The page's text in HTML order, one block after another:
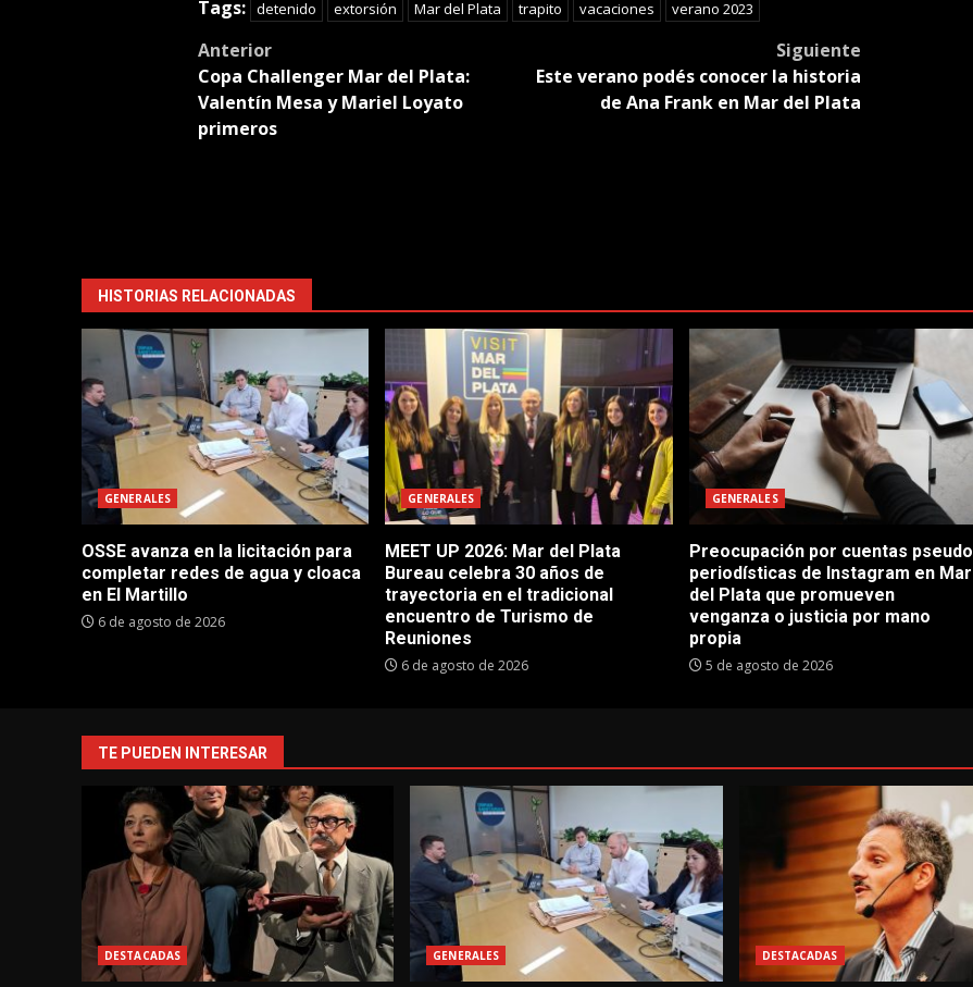
Tags: detenido extorsión Mar del Plata trapito vacaciones verano 2023
Post
navigation
Anterior
Copa Challenger Mar del Plata:
Valentín Mesa y Mariel Loyato
primeros
Siguiente
Este verano podés conocer la historia
de Ana Frank en Mar del Plata
HISTORIAS RELACIONADAS
GENERALES
OSSE avanza en la licitación para
completar redes de agua y cloaca
en El Martillo
6 de agosto de 2026
GENERALES
MEET UP 2026: Mar del Plata
Bureau celebra 30 años de
trayectoria en el tradicional
encuentro de Turismo de
Reuniones
6 de agosto de 2026
GENERALES
Preocupación por cuentas pseudo
periodísticas de Instagram en Mar
del Plata que promueven
venganza o justicia por mano
propia
5 de agosto de 2026
TE PUEDEN INTERESAR
DESTACADAS GENERALES DESTACADAS